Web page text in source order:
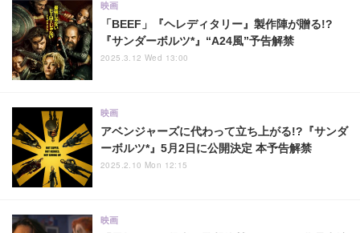
「BEEF」『ヘレディタリー』製作陣が贈る!?
『サンダーボルツ*』“A24風”予告解禁
映画
2025.3.12 Wed 13:00
アベンジャーズに代わって立ち上がる!?『サンダ
ーボルツ*』5月2日に公開決定 本予告解禁
映画
2025.2.10 Mon 12:15
映画